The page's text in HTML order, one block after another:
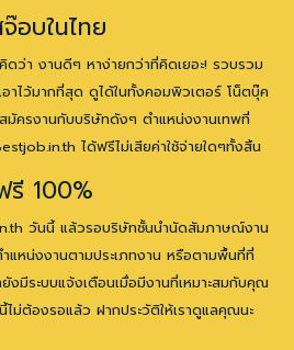
อบในไทย
ดว่า งานดีๆ หาง่ายกว่าที่คิดเยอะ! รวบรวม
าไว้มากที่สุด ดูได้ในทั้งคอมพิวเตอร์ โน็ตบุ๊ค
มัครงานกับบริษัทดังๆ ตำแหน่งงานเทพที่
ได้ฟรีไม่เสียค่าใช้จ่ายใดๆทั้งสิ้น
รี 100%
วันนี้ แล้วรอบริษัทชั้นนำนัดสัมภาษณ์งาน
แหน่งงานตามประเภทงาน หรือตามพื้นที่ที่
มีระบบแจ้งเตือนเมื่อมีงานที่เหมาะสมกับคุณ
ม่ต้องรอแล้ว ฝากประวัติให้เราดูแลคุณนะ